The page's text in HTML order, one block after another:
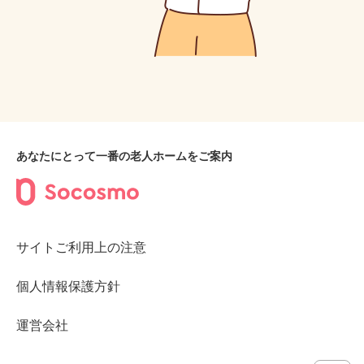
あなたにとって一番の老人ホームをご案内
サイトご利用上の注意
個人情報保護方針
運営会社